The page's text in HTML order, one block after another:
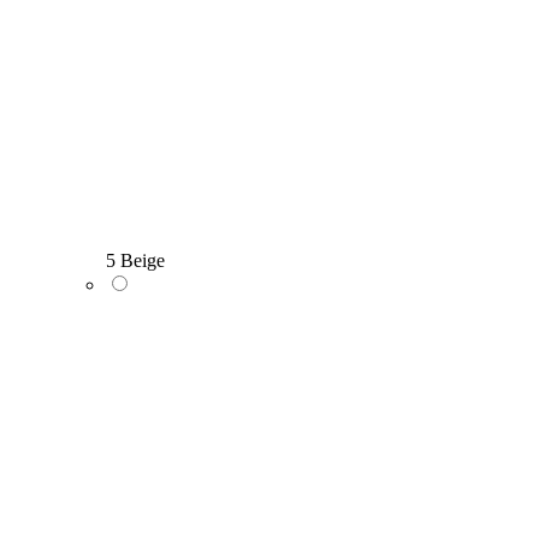
5 Beige